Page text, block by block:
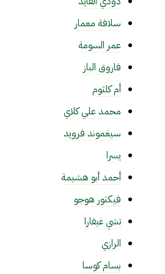
سلافة معمار
عمر السومة
فاروق الباز
أم كلثوم
محمد علي كلاي
سيغموند فرويد
يسرا
أحمد أبو هشيمة
فيكتور هوجو
تشي غيفارا
الرازي
بسام كوسا